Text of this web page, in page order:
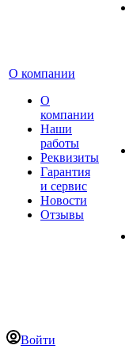
О компании
О
компании
Наши
работы
Реквизиты
Гарантия
и сервис
Новости
Отзывы
Войти